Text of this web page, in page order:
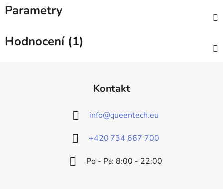
Parametry
Hodnocení (1)
Kontakt
info@queentech.eu
+420 734 667 700
Po - Pá: 8:00 - 22:00